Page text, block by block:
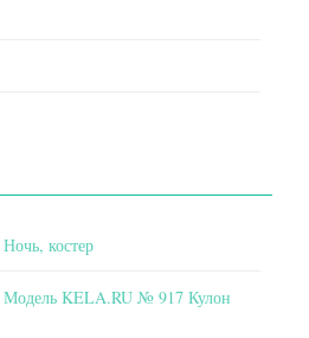
Ночь, костер
Модель KELA.RU № 917 Кулон